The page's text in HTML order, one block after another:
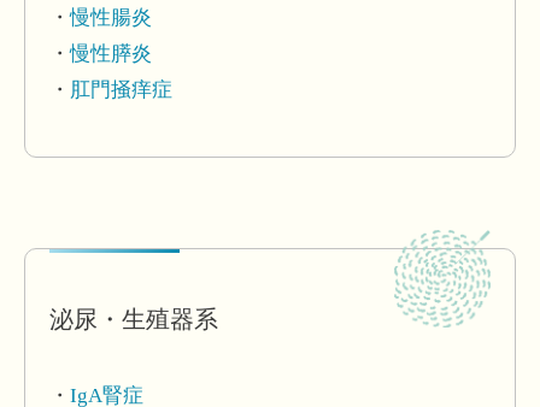
慢性腸炎
慢性膵炎
肛門掻痒症
泌尿・生殖器系
IgA腎症